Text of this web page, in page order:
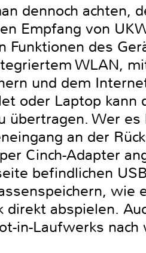
dennoch achten,
Empfang von
Funktionen des
WLAN,
und dem
oder Laptop kann
Wer es
an der
Cinch-Adapter
befindlichen
wie
abspielen.
in-Laufwerks